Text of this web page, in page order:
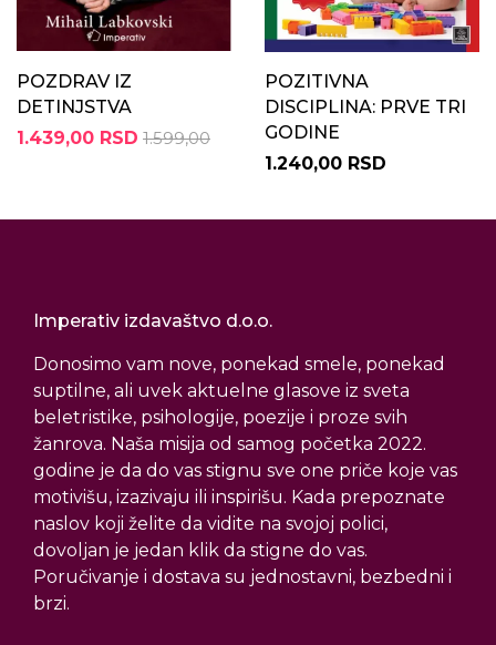
POZDRAV IZ
DETINJSTVA
1.439,00 RSD 1.599,00
POZITIVNA
DISCIPLINA: PRVE TRI
GODINE
1.240,00 RSD
Imperativ izdavaštvo d.o.o.
Donosimo vam nove, ponekad smele, ponekad
suptilne, ali uvek aktuelne glasove iz sveta
beletristike, psihologije, poezije i proze svih
žanrova. Naša misija od samog početka 2022.
godine je da do vas stignu sve one priče koje vas
motivišu, izazivaju ili inspirišu. Kada prepoznate
naslov koji želite da vidite na svojoj polici,
dovoljan je jedan klik da stigne do vas.
Poručivanje i dostava su jednostavni, bezbedni i
brzi.